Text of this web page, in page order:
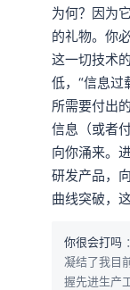
为何？因为
的礼物。你
这一切技术
低，“信息过
所需要付出
信息（或者
向你涌来。
研发产品，
曲线突破，
你很会打吗
凝结了我目
握先进生产